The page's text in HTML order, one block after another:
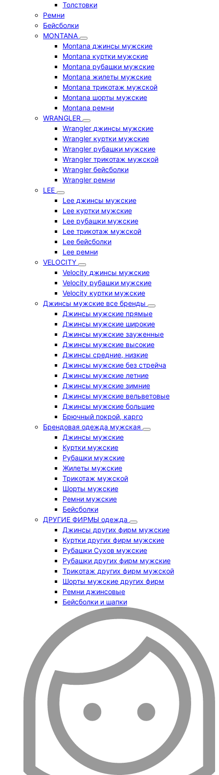
Толстовки
Ремни
Бейсболки
MONTANA
Montana джинсы мужские
Montana куртки мужские
Montana рубашки мужские
Montana жилеты мужские
Montana трикотаж мужской
Montana шорты мужские
Montana ремни
WRANGLER
Wrangler джинсы мужские
Wrangler куртки мужские
Wrangler рубашки мужские
Wrangler трикотаж мужской
Wrangler бейсболки
Wrangler ремни
LEE
Lee джинсы мужские
Lee куртки мужские
Lee рубашки мужские
Lee трикотаж мужской
Lee бейсболки
Lee ремни
VELOCITY
Velocity джинсы мужские
Velocity рубашки мужские
Velocity куртки мужские
Джинсы мужские все бренды
Джинсы мужские прямые
Джинсы мужские широкие
Джинсы мужские зауженные
Джинсы мужские высокие
Джинсы средние, низкие
Джинсы мужские без стрейча
Джинсы мужские летние
Джинсы мужские зимние
Джинсы мужские вельветовые
Джинсы мужские большие
Брючный покрой, карго
Брендовая одежда мужская
Джинсы мужские
Куртки мужские
Рубашки мужские
Жилеты мужские
Трикотаж мужской
Шорты мужские
Ремни мужские
Бейсболки
ДРУГИЕ ФИРМЫ одежда
Джинсы других фирм мужские
Куртки других фирм мужские
Рубашки Сухов мужские
Рубашки других фирм мужские
Трикотаж других фирм мужской
Шорты мужские других фирм
Ремни джинсовые
Бейсболки и шапки